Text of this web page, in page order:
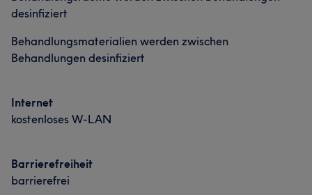
desinfiziert
Behandlungsmaterialien werden zwischen
Behandlungen desinfiziert
Internet
kostenloses W-LAN
Barrierefreiheit
barrierefrei